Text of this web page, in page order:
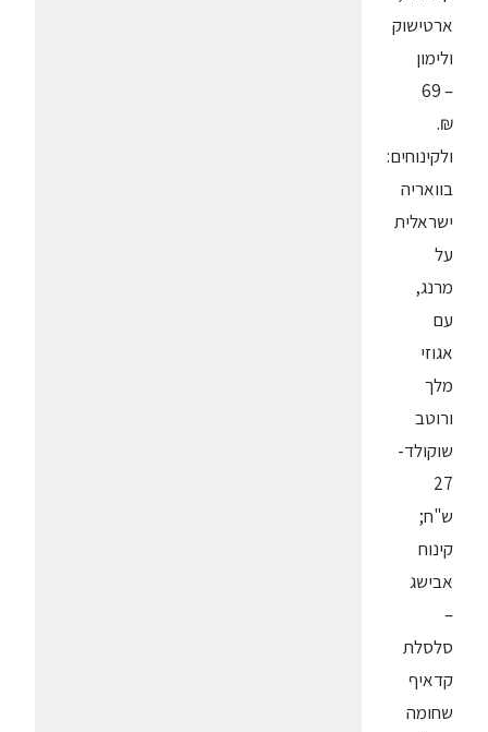
ארטישוק
ולימון
– 69
₪.
ולקינוחים:
בוואריה
ישראלית
על
מרנג,
עם
אגוזי
מלך
ורוטב
שוקולד-
27
ש"ח;
קינוח
אבישג
–
סלסלת
קדאיף
שחומה